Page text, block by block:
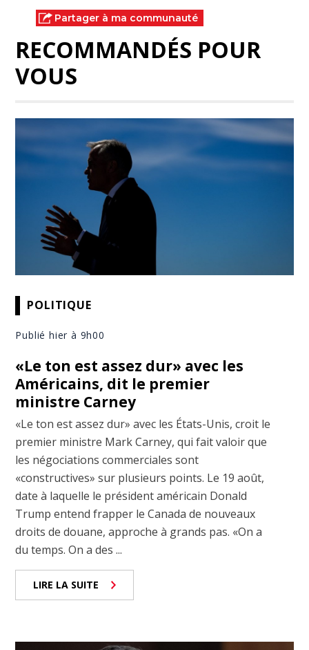
Partager à ma communauté
RECOMMANDÉS POUR
VOUS
POLITIQUE
Publié hier à 9h00
«Le ton est assez dur» avec les
Américains, dit le premier
ministre Carney
«Le ton est assez dur» avec les États-Unis, croit le
premier ministre Mark Carney, qui fait valoir que
les négociations commerciales sont
«constructives» sur plusieurs points. Le 19 août,
date à laquelle le président américain Donald
Trump entend frapper le Canada de nouveaux
droits de douane, approche à grands pas. «On a
du temps. On a des ...
LIRE LA SUITE